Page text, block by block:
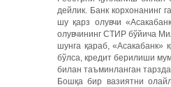
дейлик. Банк корхонанинг
шу қарз олувчи
олувчининг СТИР бўйича
шунга қараб, «Асакабанк»
бўлса, кредит берилиши
билан таъминланган
Бошқа бир вазиятни